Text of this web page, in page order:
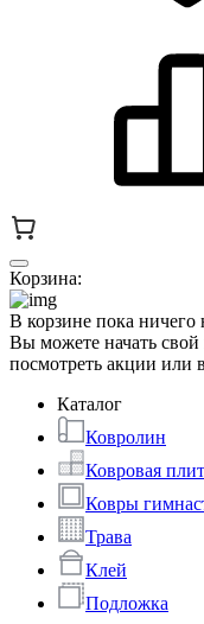
Корзина:
В корзине пока ничего
Вы можете начать
посмотреть акции или
Каталог
Ковролин
Ковровая
Ковры
Трава
Клей
Подложка